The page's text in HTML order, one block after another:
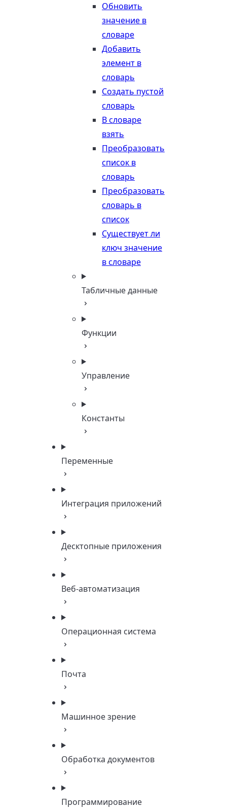
Обновить
значение в
словаре
Добавить
элемент в
словарь
Создать пустой
словарь
В словаре
взять
Преобразовать
список в
словарь
Преобразовать
словарь в
список
Существует ли
ключ значение
в словаре
Табличные данные
Функции
Управление
Константы
Переменные
Интеграция приложений
Десктопные приложения
Веб-автоматизация
Операционная система
Почта
Машинное зрение
Обработка документов
Программирование